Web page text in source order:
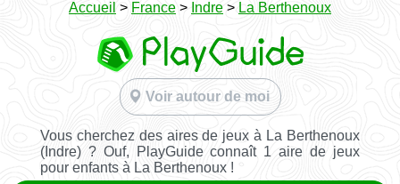
Accueil > France > Indre > La Berthenoux
Voir autour de moi
Vous cherchez des aires de jeux à La Berthenoux
(Indre) ? Ouf, PlayGuide connaît 1 aire de jeux
pour enfants à La Berthenoux !